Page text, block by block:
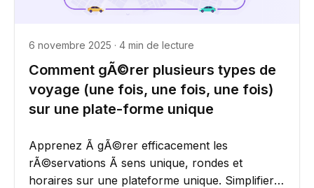
6 novembre 2025 · 4 min de lecture
Comment gÃ©rer plusieurs types de
voyage (une fois, une fois, une fois)
sur une plate-forme unique
Apprenez Ã gÃ©rer efficacement les
rÃ©servations Ã sens unique, rondes et
horaires sur une plateforme unique. Simplifier